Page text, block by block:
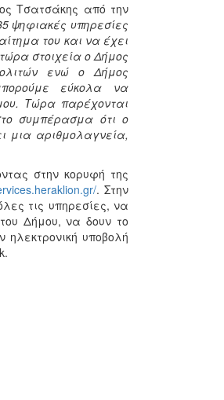
Τσατσάκης από την
ψηφιακές υπηρεσίες
του και να έχει
στοιχεία ο Δήμος
ενώ ο Δήμος
εύκολα να
Τώρα παρέχονται
συμπέρασμα ότι ο
μια αριθμολαγνεία,
στην κορυφή της
. Στην
τις υπηρεσίες, να
Δήμου, να δουν το
ηλεκτρονική υποβολή